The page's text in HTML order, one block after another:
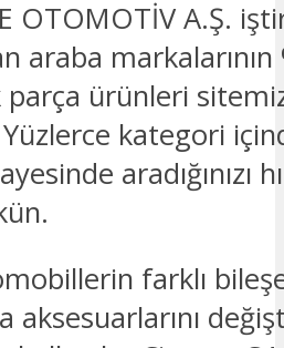
OTOMOTİV A.Ş.
araba markalarının
ürünleri
kategori
aradığınızı
farklı
aksesuarlarını